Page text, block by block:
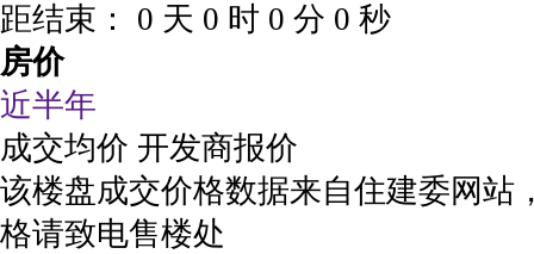
距结束：
0 天 0 时 0 分 0 秒
房价
近半年
成交均价 开发商报价
该楼盘成交价格数据来自住建委网站
格请致电售楼处